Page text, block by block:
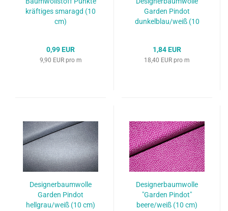
kräftiges smaragd (10
cm)
0,99 EUR
9,90 EUR pro m
Garden Pindot
dunkelblau/weiß (10
1,84 EUR
18,40 EUR pro m
Designerbaumwolle
Garden Pindot
hellgrau/weiß (10 cm)
Designerbaumwolle
"Garden Pindot"
beere/weiß (10 cm)